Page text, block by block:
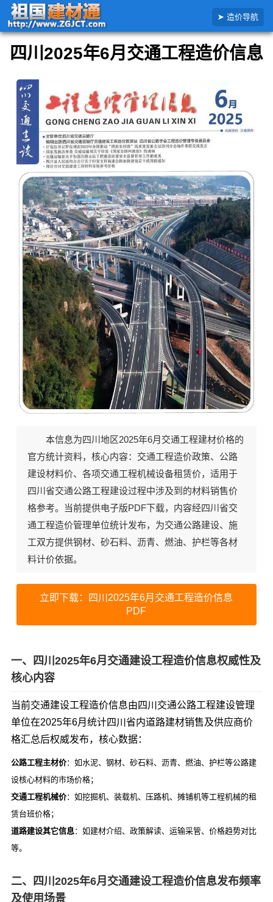
价
信
息
造价导航
首页 交通造价信息 四川省
四川2025年6月交通工程造价信息
本信息为四川地区2025年6月交通工程建材价格的
官方统计资料，核心内容： 交通工程造价政策、 公路
建设材料价、 各项交通工程机械设备租赁价，适用于
四川省交通公路工程建设过程中涉及到的材料销售价
格参考。当前提供电子版PDF下载，内容经四川省交
通工程造价管理单位统计发布，为交通公路建设、施
工双方提供钢材、砂石料、沥青、燃油、护栏等各材
料计价依据。
立即下载：四川2025年6月交通工程造价信息
PDF
一、四川2025年6月交通建设工程造价信息权威性及
核心内容
当前交通建设工程造价信息由四川交通公路工程建设管理
单位在2025年6月统计四川省内道路建材销售及供应商价
格汇总后权威发布，核心数据：
公路工程主材价：如水泥、钢材、砂石料、沥青、燃油、护栏等公路建
设核心材料的市场价格；
交通工程机械价：如挖掘机、装载机、压路机、摊铺机等工程机械的租
赁台班价格；
道路建设其它信息 ：如建材介绍、政策解读、运输采管、价格趋势对比
等。
二、四川2025年6月交通建设工程造价信息发布频率
及使用场景